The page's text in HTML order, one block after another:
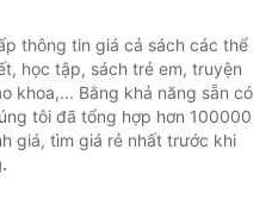
thông tin giá cả sách các thể
học tập, sách trẻ em, truyện
khoa,... Bằng khả năng sẵn có
tôi đã tổng hợp hơn 100000
giá, tìm giá rẻ nhất trước khi